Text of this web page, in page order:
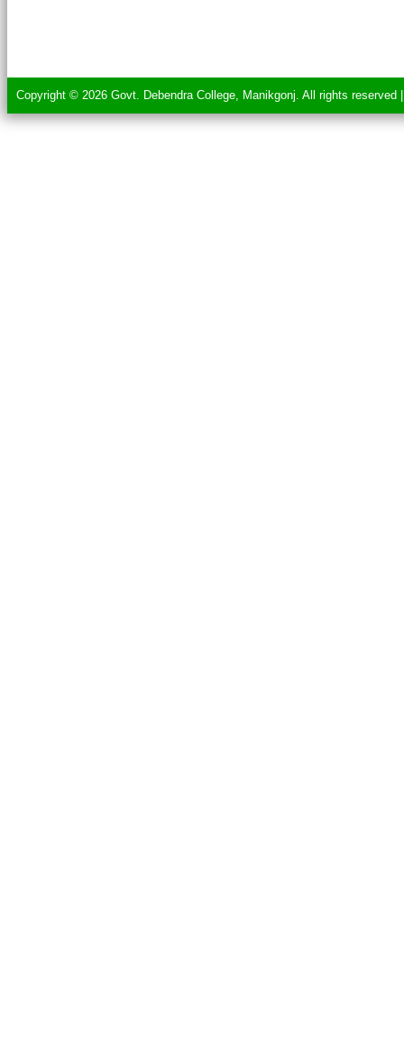
Copyright © 2026 Govt. Debendra College, Manikgonj. All rights reserved